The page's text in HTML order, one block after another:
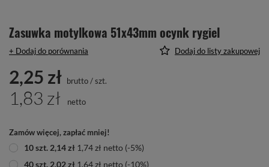
Zasuwka motylkowa 51x43mm ocynk rygiel
+ Dodaj do porównania Dodaj do listy zakupowej
2,25 zł brutto/szt.
1,83 zł netto
Zamów więcej, zapłać mniej!
10szt. 2,14 zł 1,74 zł netto (-5%)
40szt. 2,02 zł 1,64 zł netto (-10%)